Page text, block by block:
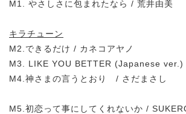
M1. やさしさに包まれたなら / 荒井由美
キラチューン
M2.できるだけ / カネコアヤノ
M3. LIKE YOU BETTER (Japanese
M4.神さまの言うとおり / さだまさし
M5.初恋って事にしてくれないか /